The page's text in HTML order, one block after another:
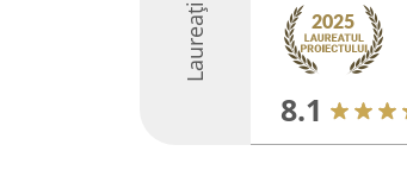
Laureați
8.1